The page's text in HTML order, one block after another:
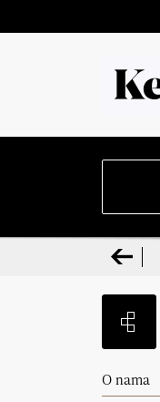
O nama